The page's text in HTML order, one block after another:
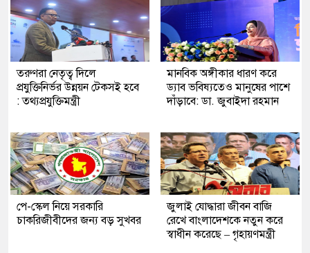
তরুণরা নেতৃত্ব দিলে
প্রযুক্তিনির্ভর উন্নয়ন টেকসই হবে
: তথ্যপ্রযুক্তিমন্ত্রী
মানবিক অঙ্গীকার ধারণ করে
ড্যাব ভবিষ্যতেও মানুষের পাশে
দাঁড়াবে: ডা. জুবাইদা রহমান
পে-স্কেল নিয়ে সরকারি
চাকরিজীবীদের জন্য বড় সুখবর
জুলাই যোদ্ধারা জীবন বাজি
রেখে বাংলাদেশকে নতুন করে
স্বাধীন করেছে – গৃহায়ণমন্ত্রী